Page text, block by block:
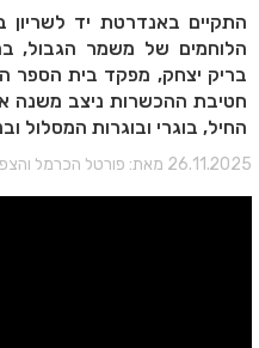
התקיים באנדרטת יד לשריון
הלוחמים של משמר הגבול,
בריק יצחק, מפקד בית הספר
חטיבת ההכשרות ניצב משנה
החיל, בוגרי ובוגרות המסלול
מאת: פורטל הכרמל והצפון